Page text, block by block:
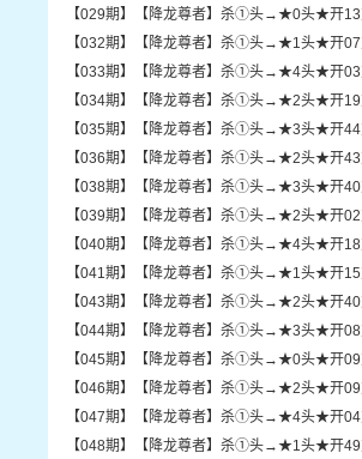
【029期】【降龙尊者】杀①头→★0头★开
【032期】【降龙尊者】杀①头→★1头★开
【033期】【降龙尊者】杀①头→★4头★开
【034期】【降龙尊者】杀①头→★2头★开
【035期】【降龙尊者】杀①头→★3头★开
【036期】【降龙尊者】杀①头→★2头★开
【038期】【降龙尊者】杀①头→★3头★开
【039期】【降龙尊者】杀①头→★2头★开
【040期】【降龙尊者】杀①头→★4头★开
【041期】【降龙尊者】杀①头→★1头★开
【043期】【降龙尊者】杀①头→★2头★开
【044期】【降龙尊者】杀①头→★3头★开
【045期】【降龙尊者】杀①头→★0头★开
【046期】【降龙尊者】杀①头→★2头★开
【047期】【降龙尊者】杀①头→★4头★开
【048期】【降龙尊者】杀①头→★1头★开